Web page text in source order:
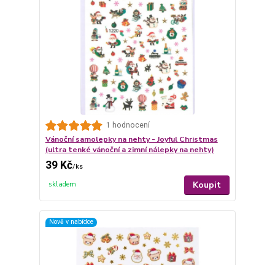
1 hodnocení
Vánoční samolepky na nehty - Joyful Christmas
(ultra tenké vánoční a zimní nálepky na nehty)
39 Kč/ks
skladem Koupit
Nově v nabídce